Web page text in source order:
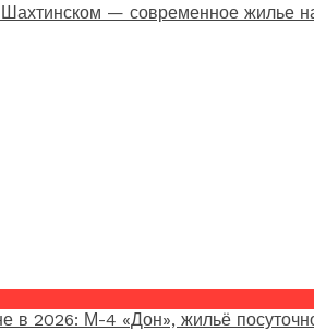
— современное жилье
в 2026: М-4 «Дон», жильё